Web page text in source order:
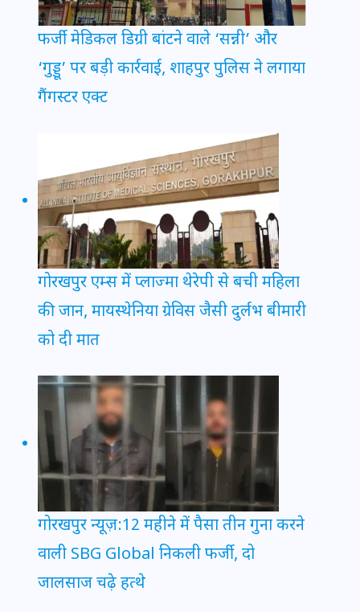
फर्जी मेडिकल डिग्री बांटने वाले ‘सन्नी’ और
‘गुड्डू’ पर बड़ी कार्रवाई, शाहपुर पुलिस ने लगाया
गैंगस्टर एक्ट
गोरखपुर एम्स में प्लाज्मा थेरेपी से बची महिला
की जान, मायस्थेनिया ग्रेविस जैसी दुर्लभ बीमारी
को दी मात
गोरखपुर न्यूज़:12 महीने में पैसा तीन गुना करने
वाली SBG Global निकली फर्जी, दो
जालसाज चढ़े हत्थे